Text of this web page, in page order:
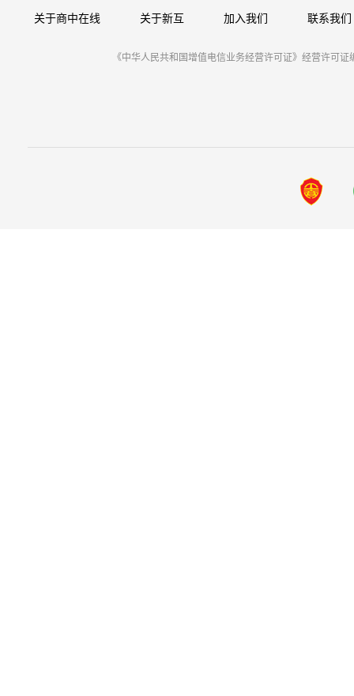
关于商中在线 关于新互 加入我们 联系我们
《中华人民共和国增值电信业务经营许可证》经营许可